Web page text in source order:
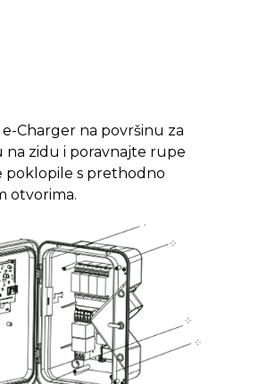
Charger na površinu za
na zidu i poravnajte rupe
poklopile s prethodno
otvorima.